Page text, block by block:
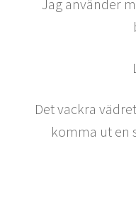
Jag använder
Det vackra
komma ut en